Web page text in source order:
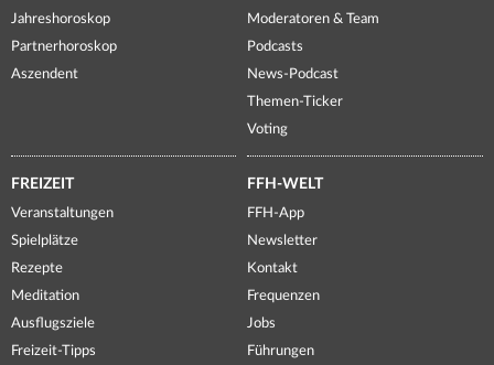
Jahreshoroskop
Partnerhoroskop
Aszendent
Moderatoren & Team
Podcasts
News-Podcast
Themen-Ticker
Voting
FREIZEIT
Veranstaltungen
Spielplätze
Rezepte
Meditation
Ausflugsziele
Freizeit-Tipps
FFH-WELT
FFH-App
Newsletter
Kontakt
Frequenzen
Jobs
Führungen